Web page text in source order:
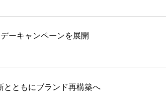
ーキャンペーンを展開
ともにブランド再構築へ